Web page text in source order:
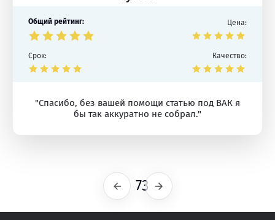
Общий рейтинг: Цена:
Срок: Качество:
"Спасибо, без вашей помощи статью под ВАК я
бы так аккуратно не собрал."
Предыдущая
73 Следующая